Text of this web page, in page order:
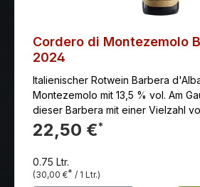
Cordero di Montezemolo
2024
Italienischer Rotwein Barbera
Montezemolo mit 13,5 % vol. Am Gaumen überzeugt
dieser Barbera mit einer Vielzahl
eingebunden in warme, weiche
22,50 €*
0.75 Ltr.
(30,00 €* / 1 Ltr.)